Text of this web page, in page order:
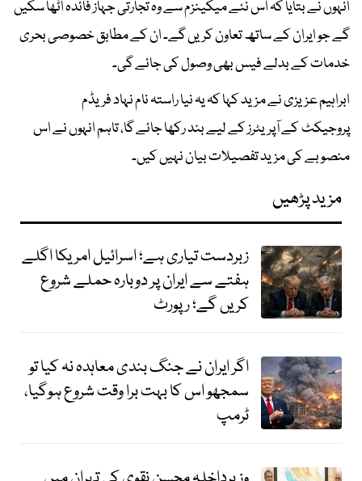
انہوں نے بتایا کہ اس نئے میکینزم سے وہ تجارتی جہاز فائدہ اٹھا سکیں
گے جو ایران کے ساتھ تعاون کریں گے۔ ان کے مطابق خصوصی بحری
خدمات کے بدلے فیس بھی وصول کی جائے گی۔
ابراہیم عزیزی نے مزید کہا کہ یہ نیا راستہ نام نہاد فریڈم
پروجیکٹ کے آپریٹرز کے لیے بند رکھا جائے گا، تاہم انہوں نے اس
منصوبے کی مزید تفصیلات بیان نہیں کیں۔
مزید پڑھیں
زبردست تیاری ہے؛ اسرائیل امریکا اگلے
ہفتے سے ایران پر دوبارہ حملے شروع
کریں گے؛ رپورٹ
اگر ایران نے جنگ بندی معاہدہ نہ کیا تو
سمجھو اس کا بہت برا وقت شروع ہوگیا،
ٹرمپ